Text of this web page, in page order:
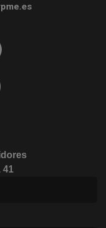
ventana nueva)
(abre en ventana nueva)
YouTube (abre en
nueva)
(abre en ventana nueva)
Blog (abre en ventana
en ventana nueva)
41